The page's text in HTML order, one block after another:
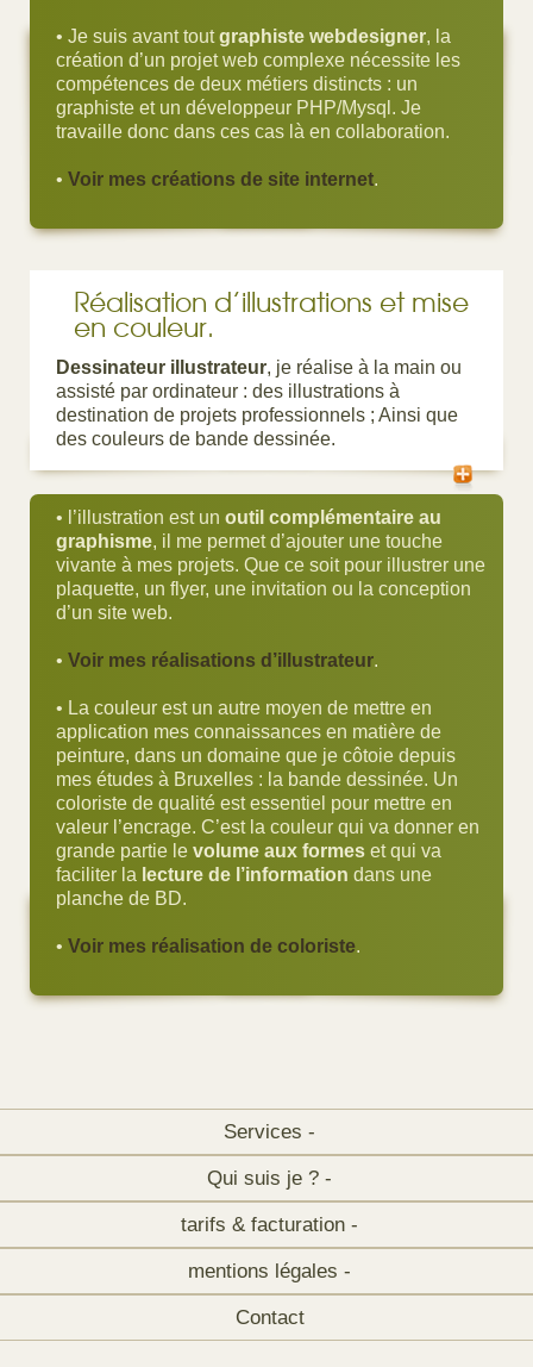
• Je suis avant toutgraphiste webdesigner, la
création d’un projet web complexe nécessite les
compétences de deux métiers distincts : un
graphiste et un développeur PHP/Mysql. Je
travaille donc dans ces cas là en collaboration.
• Voir mes créations de site internet.
Réalisation d’illustrations et mise
en couleur.
Dessinateur illustrateur, je réalise à la main ou
assisté par ordinateur : des illustrations à
destination de projets professionnels ; Ainsi que
des couleurs de bande dessinée.
• l’illustration est un outil complémentaire au
graphisme, il me permet d’ajouter une touche
vivante à mes projets. Que ce soit pour illustrer une
plaquette, un flyer, une invitation ou la conception
d’un site web.
• Voir mes réalisations d’illustrateur.
• La couleur est un autre moyen de mettre en
application mes connaissances en matière de
peinture, dans un domaine que je côtoie depuis
mes études à Bruxelles : la bande dessinée. Un
coloriste de qualité est essentiel pour mettre en
valeur l’encrage. C’est la couleur qui va donner en
grande partie le volume aux formes et qui va
faciliter la lecture de l’information dans une
planche de BD.
• Voir mes réalisation de coloriste.
Services -
Qui suis je ? -
tarifs & facturation -
mentions légales -
Contact